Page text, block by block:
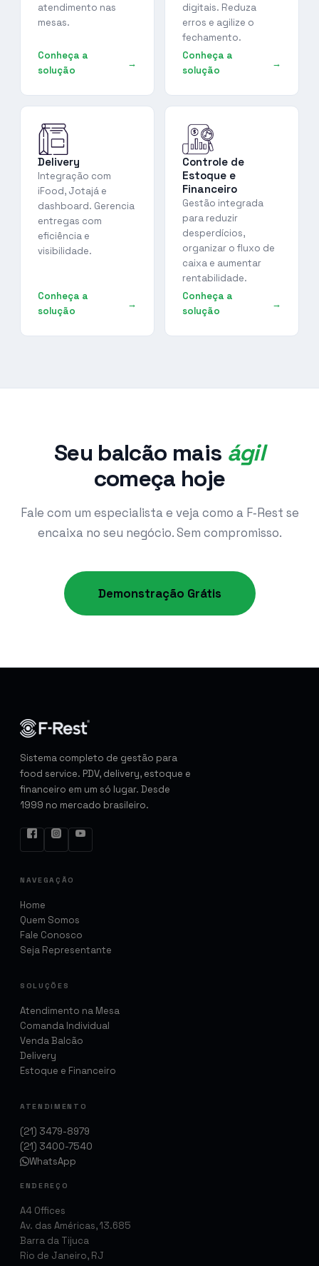
atendimento nas
mesas.
Conheça a
solução
digitais. Reduza
erros e agilize o
fechamento.
Conheça a
solução
Delivery
Integração com
iFood, Jotajá e
dashboard. Gerencia
entregas com
eficiência e
visibilidade.
Conheça a
solução
Controle de
Estoque e
Financeiro
Gestão integrada
para reduzir
desperdícios,
organizar o fluxo de
caixa e aumentar
rentabilidade.
Conheça a
solução
Seu balcão mais ágil
começa hoje
Fale com um especialista e veja como a F‑Rest se
encaixa no seu negócio. Sem compromisso.
Demonstração Grátis
Sistema completo de gestão para
food service. PDV, delivery, estoque e
financeiro em um só lugar. Desde
1999 no mercado brasileiro.
NAVEGAÇÃO
Home
Quem Somos
Fale Conosco
Seja Representante
SOLUÇÕES
Atendimento na Mesa
Comanda Individual
Venda Balcão
Delivery
Estoque e Financeiro
ATENDIMENTO
(21) 3479-8979
(21) 3400-7540
WhatsApp
ENDEREÇO
A4 Offices
Av. das Américas, 13.685
Barra da Tijuca
Rio de Janeiro, RJ